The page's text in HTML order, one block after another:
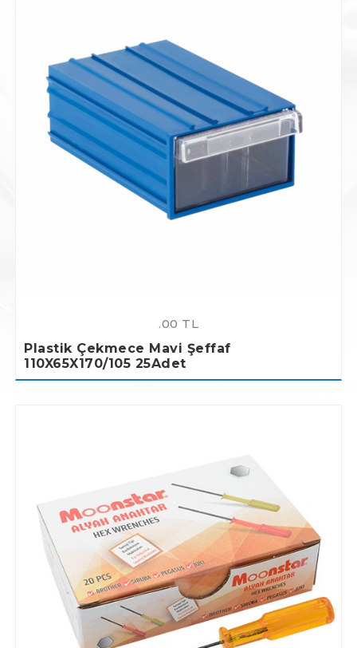
.00 TL
Plastik Çekmece Mavi Şeffaf
110X65X170/105 25Adet